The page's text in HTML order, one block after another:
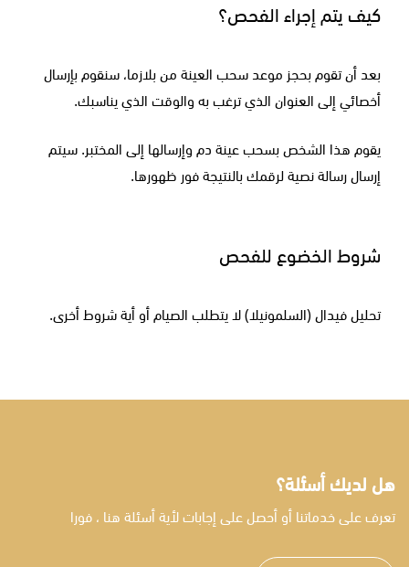
كيف يتم إجراء الفحص؟
بعد أن تقوم بحجز موعد سحب العينة من بلازما، سنقوم بإرسال
أخصائي إلى العنوان الذي ترغب به والوقت الذي يناسبك.
يقوم هذا الشخص بسحب عينة دم وإرسالها إلى المختبر. سيتم
إرسال رسالة نصية لرقمك بالنتيجة فور ظهورها.
شروط الخضوع للفحص
تحليل فيدال (السلمونيلا) لا يتطلب الصيام أو أية شروط أخرى.
هل لديك أسئلة؟
تعرف على خدماتنا أو أحصل على إجابات لأية أسئلة هنا ، فورا